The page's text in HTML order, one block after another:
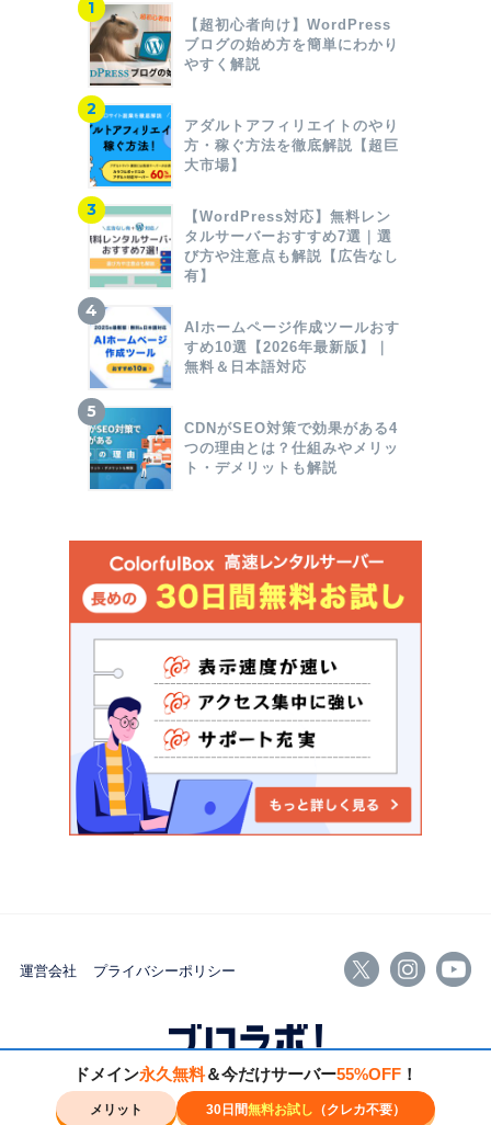
【超初心者向け】WordPress
ブログの始め方を簡単にわかり
やすく解説
アダルトアフィリエイトのやり
方・稼ぐ方法を徹底解説【超巨
大市場】
【WordPress対応】無料レン
タルサーバーおすすめ7選｜選
び方や注意点も解説【広告なし
有】
AIホームページ作成ツールおす
すめ10選【2026年最新版】｜
無料＆日本語対応
CDNがSEO対策で効果がある4
つの理由とは？仕組みやメリッ
ト・デメリットも解説
ドメイン永久無料＆今だけサーバー55%OFF ！
メリット 30日間無料お試し （クレカ不要）
運営会社 プライバシーポリシー
© 2026 ブロラボ！ All rights reserved.